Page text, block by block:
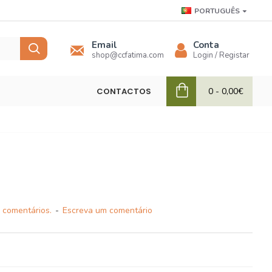
PORTUGUÊS
Email
shop@ccfatima.com
Conta
Login / Registar
CONTACTOS 0 - 0,00€
- Escreva um comentário